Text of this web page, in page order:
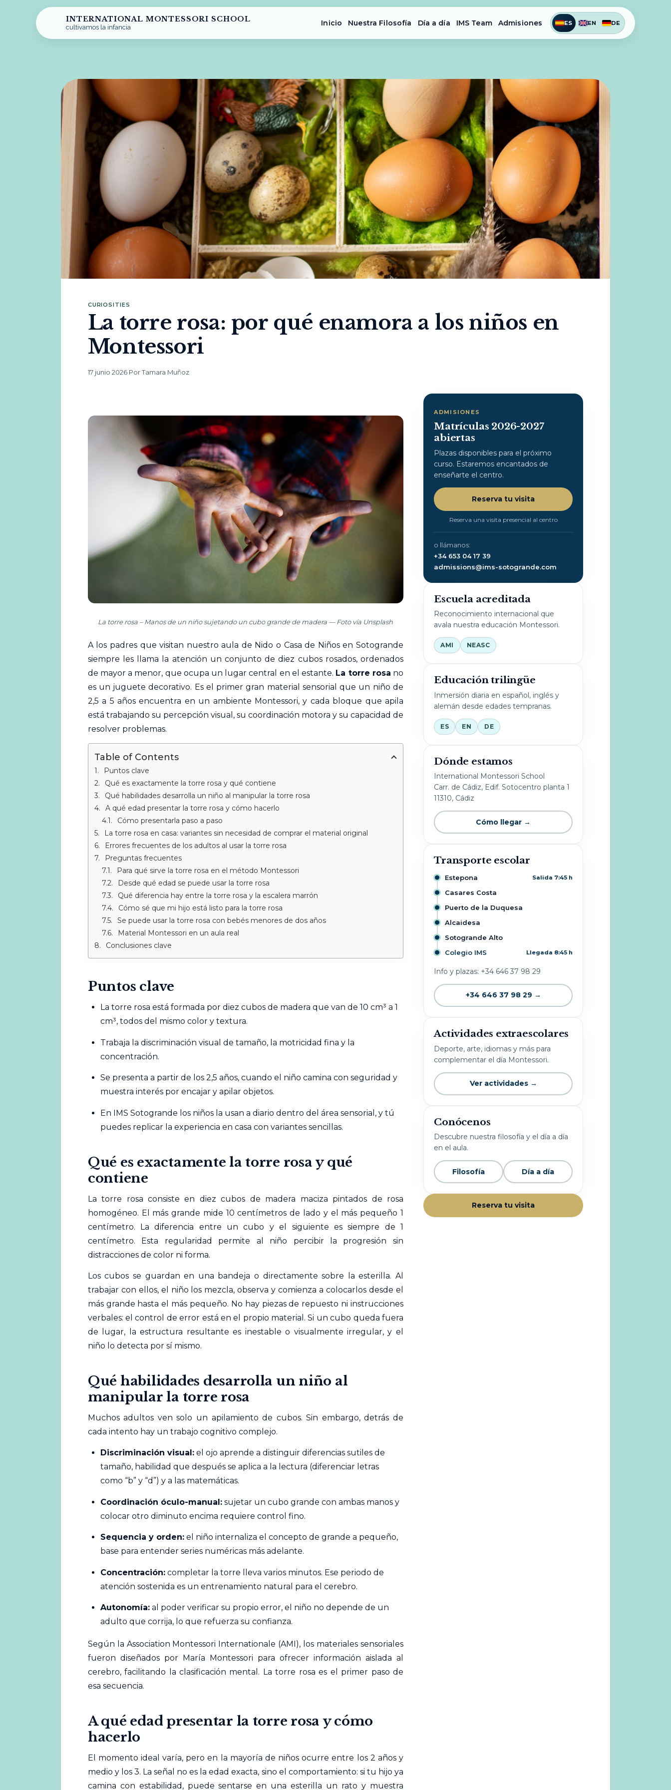
INTERNATIONAL MONTESSORI SCHOOL
cultivamos la infancia Inicio Nuestra Filosofía Día a día IMS Team Admisiones ES EN DE
CURIOSITIES
La torre rosa: por qué enamora a los niños en
Montessori
17 junio 2026·Por Tamara Muñoz
La torre rosa – Manos de un niño sujetando un cubo grande de madera — Foto vía Unsplash
A los padres que visitan nuestro aula de Nido o Casa de Niños en Sotogrande
siempre les llama la atención un conjunto de diez cubos rosados, ordenados
de mayor a menor, que ocupa un lugar central en el estante. La torre rosa no
es un juguete decorativo. Es el primer gran material sensorial que un niño de
2,5 a 5 años encuentra en un ambiente Montessori, y cada bloque que apila
está trabajando su percepción visual, su coordinación motora y su capacidad de
resolver problemas.
Table of Contents
Puntos clave
Qué es exactamente la torre rosa y qué contiene
Qué habilidades desarrolla un niño al manipular la torre rosa
A qué edad presentar la torre rosa y cómo hacerlo
Cómo presentarla paso a paso
La torre rosa en casa: variantes sin necesidad de comprar el material original
Errores frecuentes de los adultos al usar la torre rosa
Preguntas frecuentes
Para qué sirve la torre rosa en el método Montessori
Desde qué edad se puede usar la torre rosa
Qué diferencia hay entre la torre rosa y la escalera marrón
Cómo sé que mi hijo está listo para la torre rosa
Se puede usar la torre rosa con bebés menores de dos años
Material Montessori en un aula real
Conclusiones clave
Puntos clave
La torre rosa está formada por diez cubos de madera que van de 10 cm³ a 1
cm³, todos del mismo color y textura.
Trabaja la discriminación visual de tamaño, la motricidad fina y la
concentración.
Se presenta a partir de los 2,5 años, cuando el niño camina con seguridad y
muestra interés por encajar y apilar objetos.
En IMS Sotogrande los niños la usan a diario dentro del área sensorial, y tú
puedes replicar la experiencia en casa con variantes sencillas.
Qué es exactamente la torre rosa y qué
contiene
La torre rosa consiste en diez cubos de madera maciza pintados de rosa
homogéneo. El más grande mide 10 centímetros de lado y el más pequeño 1
centímetro. La diferencia entre un cubo y el siguiente es siempre de 1
centímetro. Esta regularidad permite al niño percibir la progresión sin
distracciones de color ni forma.
Los cubos se guardan en una bandeja o directamente sobre la esterilla. Al
trabajar con ellos, el niño los mezcla, observa y comienza a colocarlos desde el
más grande hasta el más pequeño. No hay piezas de repuesto ni instrucciones
verbales: el control deerror está en el propio material. Si un cubo queda fuera
de lugar, la estructura resultante es inestable o visualmente irregular, y el
niño lo detecta por sí mismo.
Qué habilidades desarrolla un niño al
manipular la torre rosa
Muchos adultos ven solo un apilamiento de cubos. Sin embargo, detrás de
cada intento hay un trabajo cognitivo complejo.
Discriminación visual: el ojo aprende a distinguir diferencias sutiles de
tamaño, habilidad que después se aplica a la lectura (diferenciar letras
como “b” y “d”) y a las matemáticas.
Coordinación óculo-manual: sujetar un cubo grande con ambas manos y
colocar otro diminuto encima requiere control fino.
Sequencia y orden: el niño internaliza el concepto de grande a pequeño,
base para entender series numéricas más adelante.
Concentración: completar la torre lleva varios minutos. Ese periodo de
atención sostenida es un entrenamiento natural para el cerebro.
Autonomía: al poder verificar su propio error, el niño no depende de un
adulto que corrija, lo que refuerza su confianza.
Según la Association Montessori Internationale (AMI), los materiales sensoriales
fueron diseñados por María Montessori para ofrecer información aislada al
cerebro, facilitando la clasificación mental. La torre rosa es el primer paso de
esa secuencia.
A qué edad presentar la torre rosa y cómo
hacerlo
El momento ideal varía, pero en la mayoría de niños ocurre entre los 2 años y
medio y los 3. La señal no es la edad exacta, sino el comportamiento: si tu hijo ya
camina con estabilidad, puede sentarse en una esterilla un rato y muestra
ADMISIONES
Matrículas 2026-2027
abiertas
Plazas disponibles para el próximo
curso. Estaremos encantados de
enseñarte el centro.
Reserva tu visita
Reserva una visita presencial al centro
o llámanos:
+34 653 04 17 39
admissions@ims-sotogrande.com
Escuela acreditada
Reconocimiento internacional que
avala nuestra educación Montessori.
AMI NEASC
Educación trilingüe
Inmersión diaria en español, inglés y
alemán desde edades tempranas.
ES EN DE
Dónde estamos
International Montessori School
Carr. de Cádiz, Edif. Sotocentro planta 1
11310, Cádiz
Cómo llegar →
Transporte escolar
Estepona Salida 7:45 h
Casares Costa
Puerto de la Duquesa
Alcaidesa
Sotogrande Alto
Colegio IMS
Llegada 8:45 h
Info y plazas: +34 646 37 98 29
+34 646 37 98 29 →
Actividades extraescolares
Deporte, arte, idiomas y más para
complementar el día Montessori.
Ver actividades →
Conócenos
Descubre nuestra filosofía y el día a día
en el aula.
Filosofía Día a día
Reserva tu visita